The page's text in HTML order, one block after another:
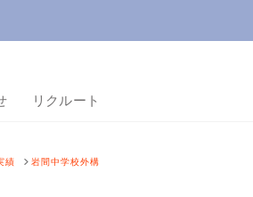
リクルート
績 岩間中学校外構